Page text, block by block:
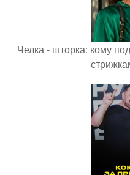
Челка - шторка: кому